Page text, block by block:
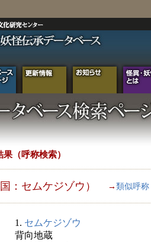
果（呼称検索）
国：セムケジゾウ） → 類似呼称
1. セムケジゾウ
背向地蔵